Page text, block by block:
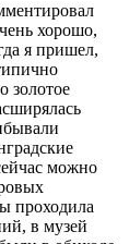
хорошо,
я пришел,
золотое
можно
проходила
в музей